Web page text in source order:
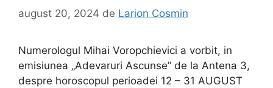
august 20, 2024 de Larion Cosmin
Numerologul Mihai Voropchievici a vorbit, in
emisiunea „Adevaruri Ascunse” de la Antena 3,
despre horoscopul perioadei 12 – 31 AUGUST